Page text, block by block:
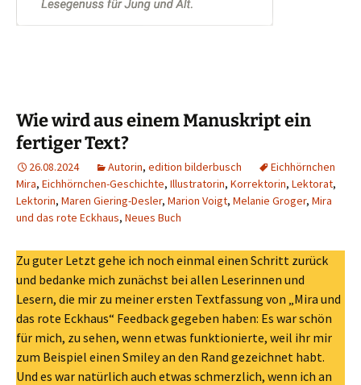
Wie wird aus einem Manuskript ein
fertiger Text?
26.08.2024 Autorin, edition bilderbusch
Eichhörnchen
Mira, Eichhörnchen-Geschichte, Illustratorin, Korrektorin, Lektorat,
Lektorin, Maren Giering-Desler, Marion Voigt, Melanie Groger, Mira
und das rote Eckhaus, Neues Buch
Zu guter Letzt gehe ich noch einmal einen Schritt zurück
und bedanke mich zunächst bei allen Leserinnen und
Lesern, die mir zu meiner ersten Textfassung von „Mira und
das rote Eckhaus“ Feedback gegeben haben: Es war schön
für mich, zu sehen, wenn etwas funktionierte, weil ihr mir
zum Beispiel einen Smiley an den Rand gezeichnet habt.
Und es war natürlich auch etwas schmerzlich, wenn ich an